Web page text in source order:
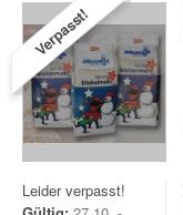
Verpasst!
Leider verpasst!